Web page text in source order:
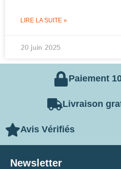
LIRE LA SUITE »
20 juin 2025
Paiement
Livraison
Avis Vérifiés
Newsletter